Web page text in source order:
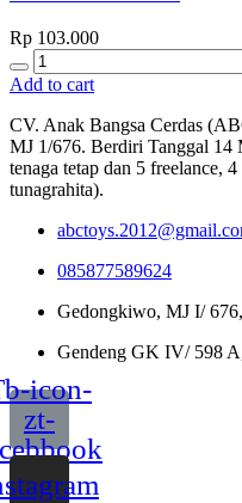
Rp 103.000
Quantity
Add to cart
CV. Anak Bangsa Cerdas
MJ 1/676. Berdiri Tanggal 14
tenaga tetap dan 5 freelance,
tunagrahita).
085877589624
Gedongkiwo, MJ I/
Gendeng GK IV/ 598
icon-
zt-